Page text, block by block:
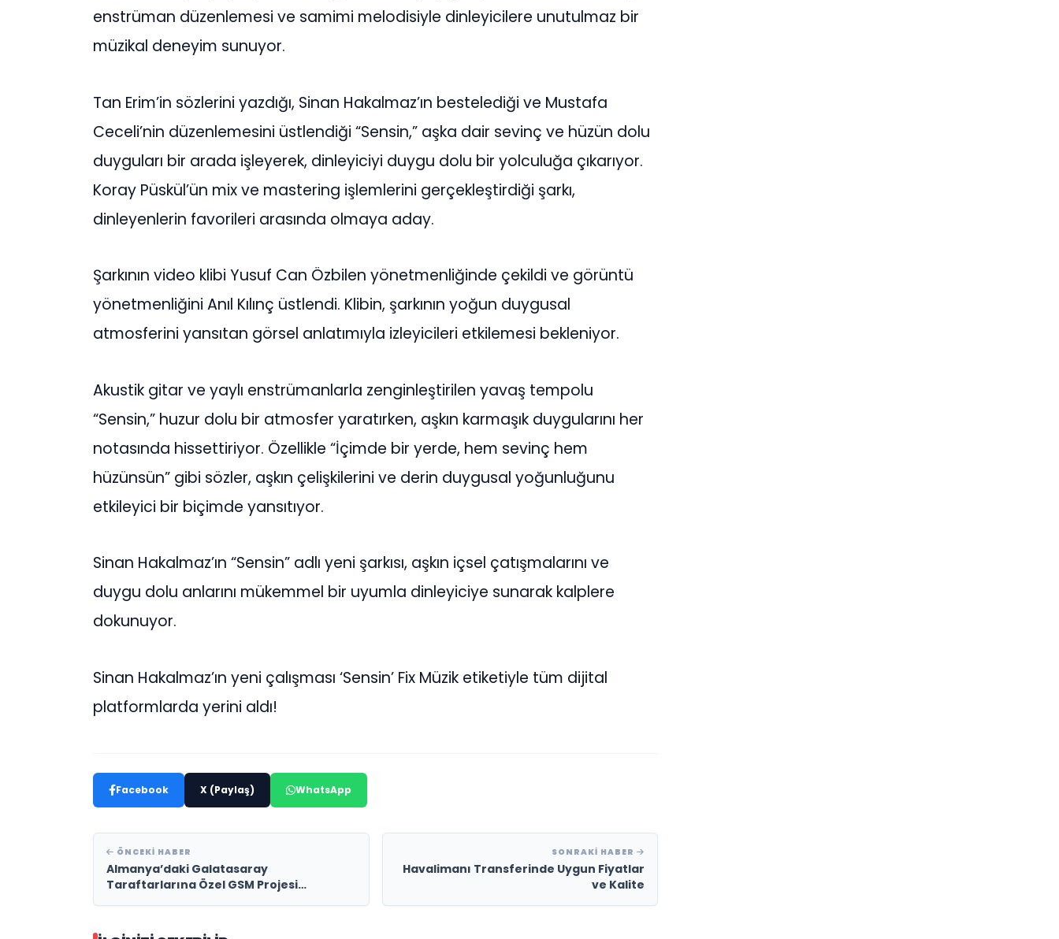
enstrüman düzenlemesi ve samimi melodisiyle dinleyicilere unutulmaz bir
müzikal deneyim sunuyor.
Tan Erim’in sözlerini yazdığı, Sinan Hakalmaz’ın bestelediği ve Mustafa
Ceceli’nin düzenlemesini üstlendiği “Sensin,” aşka dair sevinç ve hüzün dolu
duyguları bir arada işleyerek, dinleyiciyi duygu dolu bir yolculuğa çıkarıyor.
Koray Püskül’ün mix ve mastering işlemlerini gerçekleştirdiği şarkı,
dinleyenlerin favorileri arasında olmaya aday.
Şarkının video klibi Yusuf Can Özbilen yönetmenliğinde çekildi ve görüntü
yönetmenliğini Anıl Kılınç üstlendi. Klibin, şarkının yoğun duygusal
atmosferini yansıtan görsel anlatımıyla izleyicileri etkilemesi bekleniyor.
Akustik gitar ve yaylı enstrümanlarla zenginleştirilen yavaş tempolu
“Sensin,” huzur dolu bir atmosfer yaratırken, aşkın karmaşık duygularını her
notasında hissettiriyor. Özellikle “İçimde bir yerde, hem sevinç hem
hüzünsün” gibi sözler, aşkın çelişkilerini ve derin duygusal yoğunluğunu
etkileyici bir biçimde yansıtıyor.
Sinan Hakalmaz’ın “Sensin” adlı yeni şarkısı, aşkın içsel çatışmalarını ve
duygu dolu anlarını mükemmel bir uyumla dinleyiciye sunarak kalplere
dokunuyor.
Sinan Hakalmaz’ın yeni çalışması ‘Sensin’ Fix Müzik etiketiyle tüm dijital
platformlarda yerini aldı!
Facebook X (Paylaş) WhatsApp
ÖNCEKI HABER
Almanya’daki Galatasaray
Taraftarlarına Özel GSM Projesi
SONRAKI HABER
Havalimanı Transferinde Uygun Fiyatlar
ve Kalite